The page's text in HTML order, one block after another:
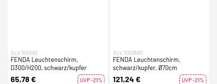
SLV 155592
FENDA Leuchtenschirm,
D300/H200, schwarz/kupfer
65,78 €
UVP -21%
SLV 1000580
FENDA Leuchtenschirm,
schwarz/kupfer, Ø70cm
121,24 €
UVP -21%